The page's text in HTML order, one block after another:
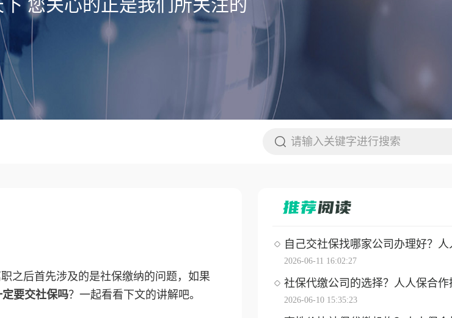
您关心的正是我们所关注的
之后首先涉及的是社保缴纳的问题，如果
要交社保吗？一起看看下文的讲解吧。
自己交社保找哪家公司办理好？人
2026-06-11 16:02:27
社保代缴公司的选择？人人保合作
2026-06-10 15:35:23